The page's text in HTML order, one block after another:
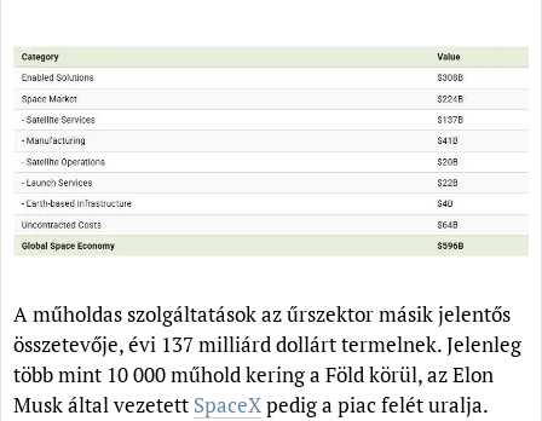
A műholdas szolgáltatások az űrszektor másik jelentős
összetevője, évi 137 milliárd dollárt termelnek. Jelenleg
több mint 10 000 műhold kering a Föld körül, az Elon
Musk által vezetett SpaceXpedig a piac felét uralja.